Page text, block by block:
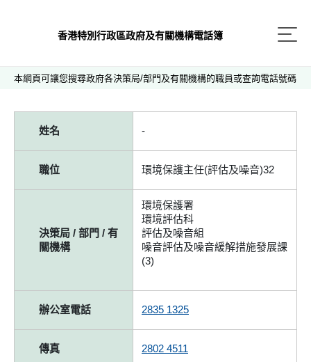
香港特別行政區政府及有關機構電話簿
本網頁可讓您搜尋政府各決策局/部門及有關機構的職員或查詢電話號碼
姓名 -
職位 環境保護主任(評估及噪音)32
決策局 / 部門 / 有
關機構
環境保護署
環境評估科
評估及噪音組
噪音評估及噪音緩解措施發展課
(3)
辦公室電話 2835 1325
傳真 2802 4511